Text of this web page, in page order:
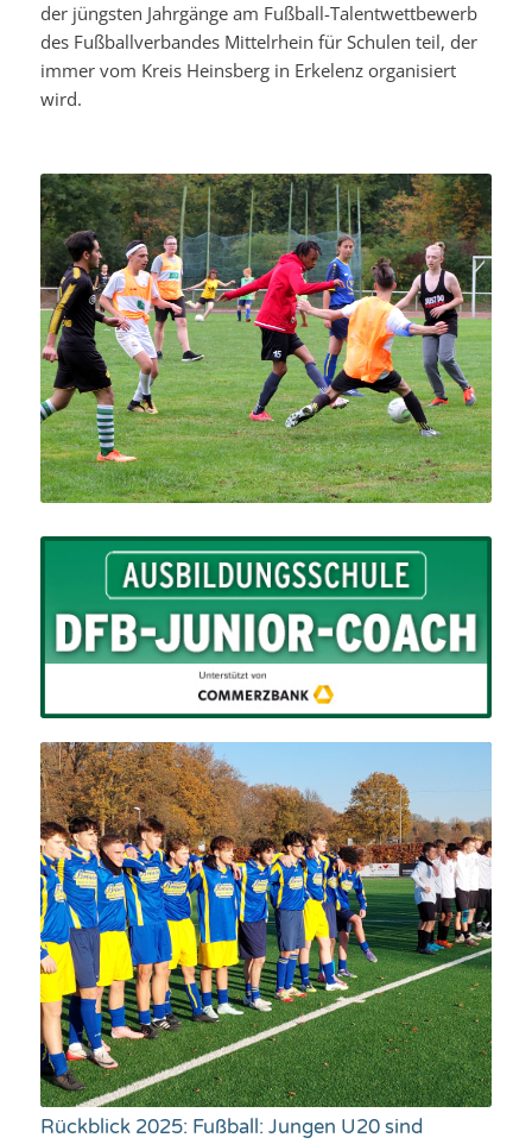
der jüngsten Jahrgänge am Fußball-Talentwettbewerb
des Fußballverbandes Mittelrhein für Schulen teil, der
immer vom Kreis Heinsberg in Erkelenz organisiert
wird.
Antirassistisches Fußballturnier
2019
Rückblick 2025: Fußball: Jungen U20 sind